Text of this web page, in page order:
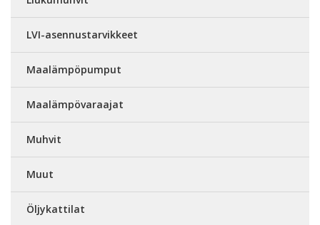
LVI-asennustarvikkeet
Maalämpöpumput
Maalämpövaraajat
Muhvit
Muut
Öljykattilat